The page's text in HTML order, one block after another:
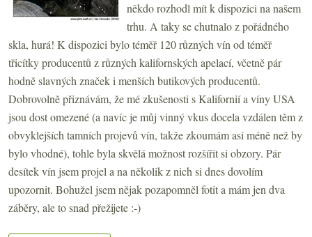
někdo rozhodl mít k dispozici na našem
trhu. A taky se chutnalo z pořádného
skla, hurá! K dispozici bylo téměř 120 různých vín od téměř
třicítky producentů z různých kalifornských apelací, včetně pár
hodně slavných značek i menších butikových producentů.
Dobrovolně přiznávám, že mé zkušenosti s Kalifornií a víny USA
jsou dost omezené (a navíc je můj vinný vkus docela vzdálen těm z
obvyklejších tamních projevů vín, takže zkoumám asi méně než by
bylo vhodné), tohle byla skvělá možnost rozšířit si obzory. Pár
desítek vín jsem projel a na několik z nich si dnes dovolím
upozornit. Bohužel jsem nějak pozapomněl fotit a mám jen dva
záběry, ale to snad přežijete :-)